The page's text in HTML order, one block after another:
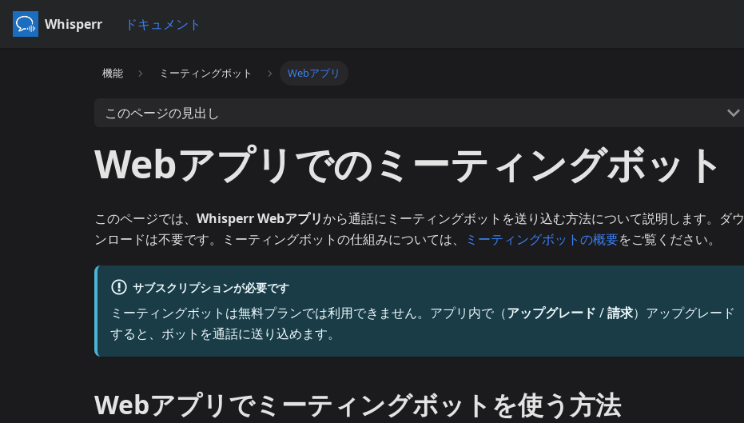
Whisperr ドキュメント
機能 ミーティングボット Webアプリ
このページの見出し
Webアプリでのミーティングボット
このページでは、 Whisperr Webアプリから通話にミーティングボットを送り込む方法について説明します。ダウ
ンロードは不要です。ミーティングボットの仕組みについては、
ミーティングボットの概要をご覧ください。
サブスクリプションが必要です
ミーティングボットは無料プランでは利用できません。アプリ内で（アップグレード /請求）アップグレード
すると、ボットを通話に送り込めます。
Webアプリでミーティングボットを使う方法